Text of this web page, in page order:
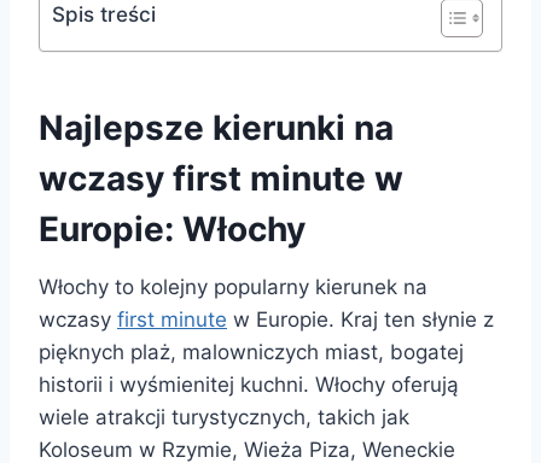
Spis treści
Najlepsze kierunki na
wczasy first minute w
Europie: Włochy
Włochy to kolejny popularny kierunek na
wczasy first minute w Europie. Kraj ten słynie z
pięknych plaż, malowniczych miast, bogatej
historii i wyśmienitej kuchni. Włochy oferują
wiele atrakcji turystycznych, takich jak
Koloseum w Rzymie, Wieża Piza, Weneckie